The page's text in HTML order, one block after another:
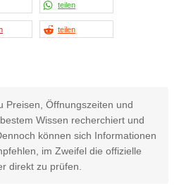
teilen
teilen
Preisen, Öffnungszeiten und
Wissen recherchiert und
können sich Informationen
im Zweifel die offizielle
direkt zu prüfen.